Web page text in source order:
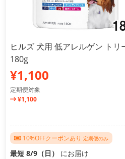
ヒルズ 犬用 低アレルゲン トリ
180g
¥1,100
定期便対象
¥1,100
10%OFFクーポンあり 定期便のみ
最短 8/9（日） にお届け